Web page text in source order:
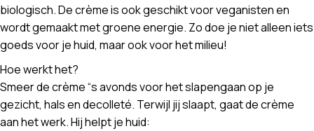
biologisch. De crème is ook geschikt voor veganisten en
wordt gemaakt met groene energie. Zo doe je niet alleen iets
goeds voor je huid, maar ook voor het milieu!
Hoe werkt het?
Smeer de crème “s avonds voor het slapengaan op je
gezicht, hals en decolleté. Terwijl jij slaapt, gaat de crème
aan het werk. Hij helpt je huid: